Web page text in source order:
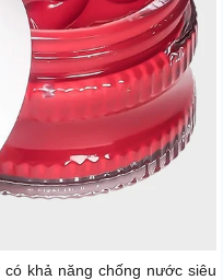
khả năng chống nước siêu